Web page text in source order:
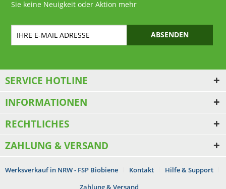
Sie keine Neuigkeit oder Aktion mehr
ABSENDEN
SERVICE HOTLINE
INFORMATIONEN
RECHTLICHES
ZAHLUNG & VERSAND
Werksverkauf in NRW - FSP Biobiene Kontakt
Hilfe & Support
Zahlung & Versand